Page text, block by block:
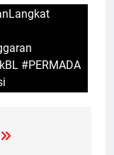
#PERMADA